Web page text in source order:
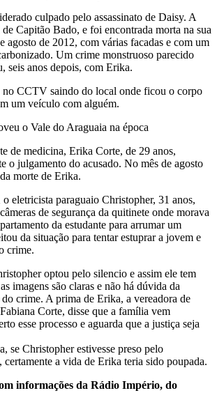
culpado pelo assassinato de Daisy. A
Capitão Bado, e foi encontrada morta na sua
agosto de 2012, com várias facadas e com um
Um crime monstruoso parecido
seis anos depois, com Erika.
CCTV saindo do local onde ficou o corpo
um veículo com alguém.
o Vale do Araguaia na época
de medicina, Erika Corte, de 29 anos,
o julgamento do acusado. No mês de agosto
morte de Erika.
eletricista paraguaio Christopher, 31 anos,
de segurança da quitinete onde morava
da estudante para arrumar um
da situação para tentar estuprar a jovem e
crime.
optou pelo silencio e assim ele tem
imagens são claras e não há dúvida da
crime. A prima de Erika, a vereadora de
Corte, disse que a família vem
esse processo e aguarda que a justiça seja
se Christopher estivesse preso pelo
certamente a vida de Erika teria sido poupada.
informações da Rádio Império, do